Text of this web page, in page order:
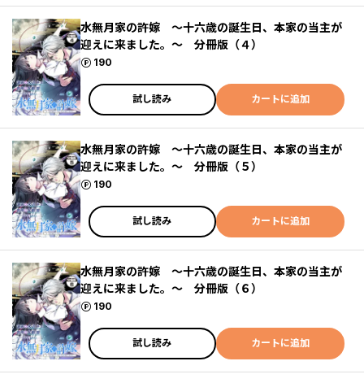
水無月家の許嫁 ～十六歳の誕生日、本家の当主が
迎えに来ました。～ 分冊版（４）
190
ポイント
試し読み カートに追加
水無月家の許嫁 ～十六歳の誕生日、本家の当主が
迎えに来ました。～ 分冊版（５）
190
ポイント
試し読み カートに追加
水無月家の許嫁 ～十六歳の誕生日、本家の当主が
迎えに来ました。～ 分冊版（６）
190
ポイント
試し読み カートに追加